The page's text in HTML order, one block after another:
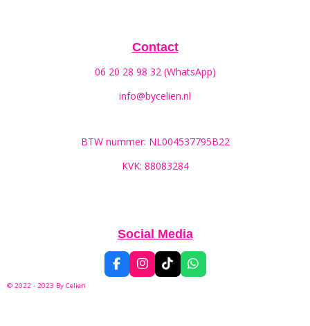
Contact
06 20 28 98 32 (WhatsApp)
info@bycelien.nl
BTW nummer: NL004537795B22
KVK: 88083284
Social Media
F
a
I
n
T
i
W
h
© 2022 - 2023 By Celien